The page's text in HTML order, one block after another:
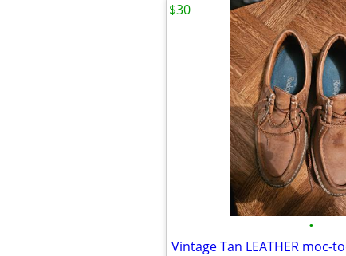
•
Vintage Tan LEATHER moc-
$30